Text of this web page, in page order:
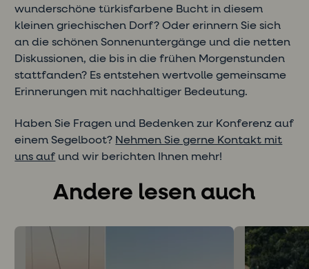
wunderschöne türkisfarbene Bucht in diesem
kleinen griechischen Dorf? Oder erinnern Sie sich
an die schönen Sonnenuntergänge und die netten
Diskussionen, die bis in die frühen Morgenstunden
stattfanden? Es entstehen wertvolle gemeinsame
Erinnerungen mit nachhaltiger Bedeutung.
Haben Sie Fragen und Bedenken zur Konferenz auf
einem Segelboot? Nehmen Sie gerne Kontakt mit
uns auf und wir berichten Ihnen mehr!
Andere lesen auch